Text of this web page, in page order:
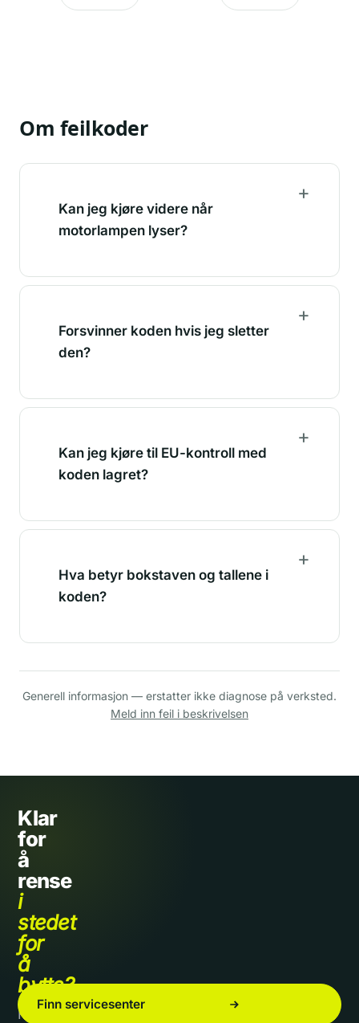
Om feilkoder
Kan jeg kjøre videre når
motorlampen lyser?
Forsvinner koden hvis jeg sletter
den?
Kan jeg kjøre til EU-kontroll med
koden lagret?
Hva betyr bokstaven og tallene i
koden?
Generell informasjon — erstatter ikke diagnose på verksted.
Meld inn feil i beskrivelsen
Klar
for
å
rense
i
stedet
for
å
bytte?
Finn
Finn servicesenter